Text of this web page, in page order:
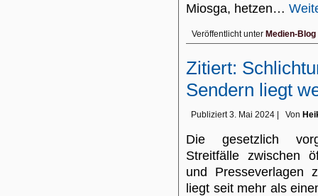
Miosga, hetzen…
Veröffentlicht unter Medien-Blog
Zitiert:
Sendern liegt
Publiziert 3. Mai 2024 Von
Die gesetzlich
Streitfälle zwischen
und Presseverlagen
liegt seit mehr als